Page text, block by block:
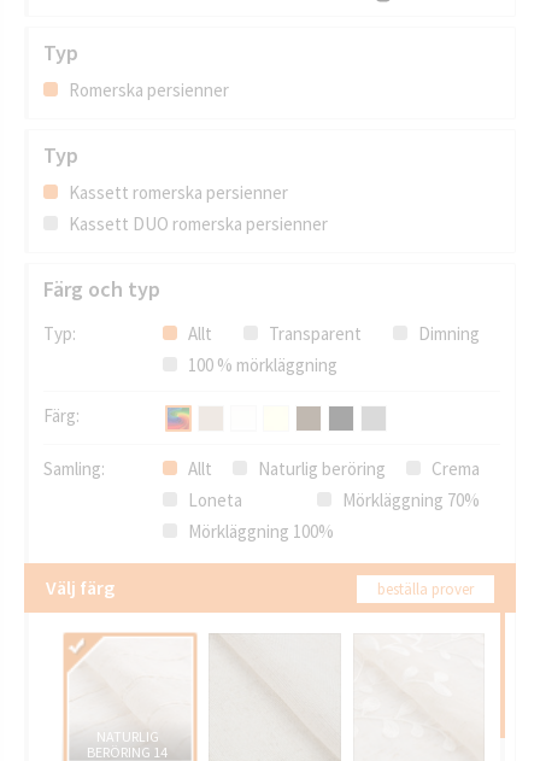
Typ
Romerska persienner
Typ
Kassett romerska persienner
Kassett DUO romerska persienner
Färg och typ
Typ: Allt Transparent
Dimning
100 % mörkläggning
Färg:
Samling: Allt Naturlig beröring
Crema
Loneta
Mörkläggning 70%
Mörkläggning 100%
Välj färg beställa prover
NATURLIG
BERÖRING 14